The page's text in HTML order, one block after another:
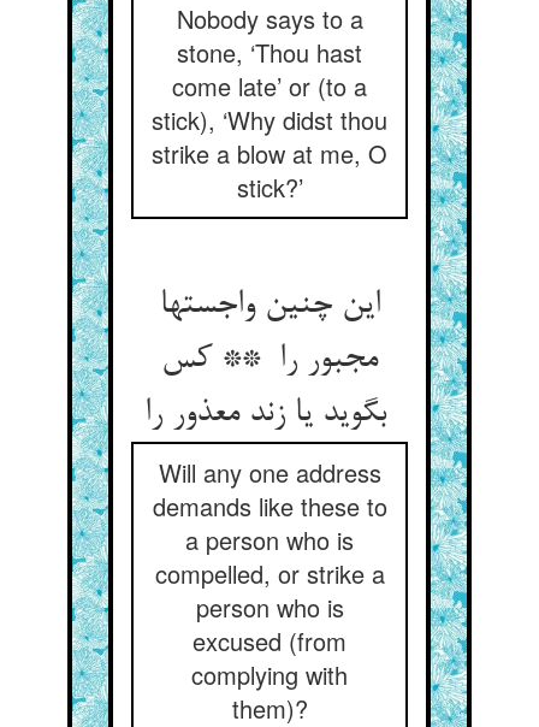
Nobody says to a
stone, ‘Thou hast
come late’ or (to a
stick), ‘Why didst thou
strike a blow at me, O
stick?’
این چنین واجستها
مجبور را ** کس
بگوید یا زند معذور را
Will any one address
demands like these to
a person who is
compelled, or strike a
person who is
excused (from
complying with
them)?